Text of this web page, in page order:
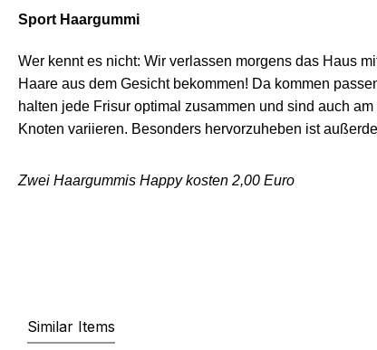
Sport Haargummi
Wer kennt es nicht: Wir verlassen morgens das Haus
Haare aus dem Gesicht bekommen! Da kommen
halten jede Frisur optimal zusammen und sind auch
Knoten variieren. Besonders hervorzuheben ist
Zwei Haargummis Happy kosten 2,00 Euro
Similar Items